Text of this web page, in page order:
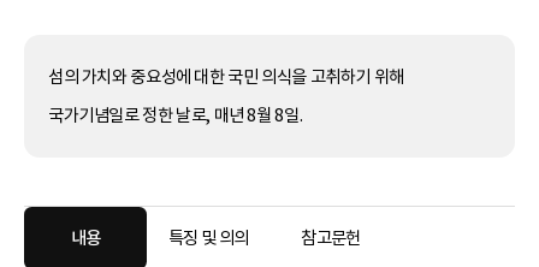
섬의 가치와 중요성에 대한 국민 의식을 고취하기 위해
국가기념일로 정한 날로, 매년 8월 8일.
내용 특징 및 의의 참고문헌